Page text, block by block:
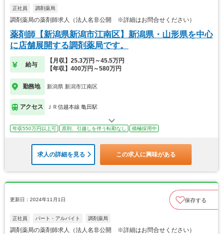
正社員 調剤薬局
調剤薬局の薬剤師求人（法人名非公開 ※詳細はお問合せください）
薬剤師【新潟県新潟市江南区】新潟県・山形県を中心
に店舗展開する調剤薬局です。
給与
【月収】25.3万円～45.5万円
【年収】400万円～580万円
勤務地 新潟県 新潟市江南区
アクセス ＪＲ信越本線 亀田駅
年収550万円以上可 原則、引越しを伴う転勤なし 積極採用中
求人の詳細を見る この求人に興味がある
更新日：2024年11月1日 保存する
正社員 パート・アルバイト 調剤薬局
調剤薬局の薬剤師求人（法人名非公開 ※詳細はお問合せください）